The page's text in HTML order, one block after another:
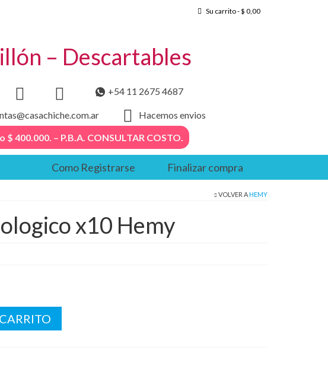
Su carrito-$ 0,00
– Descartables
+54 11 2675 4687
Hacemos envios
400.000. – P.B.A. CONSULTAR COSTO.
Como Registrarse Finalizar compra
VOLVER AHEMY
x10 Hemy